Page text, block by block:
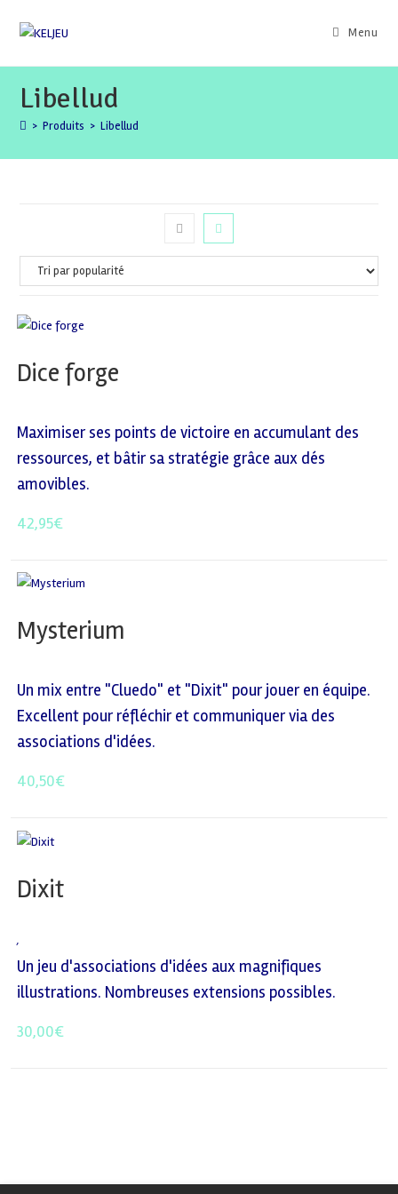
Menu
Libellud
> Produits > Libellud
Dice forge
Maximiser ses points de victoire en accumulant des
ressources, et bâtir sa stratégie grâce aux dés
amovibles.
42,95€
Mysterium
Un mix entre "Cluedo" et "Dixit" pour jouer en équipe.
Excellent pour réfléchir et communiquer via des
associations d'idées.
40,50€
Dixit
,
Un jeu d'associations d'idées aux magnifiques
illustrations. Nombreuses extensions possibles.
30,00€